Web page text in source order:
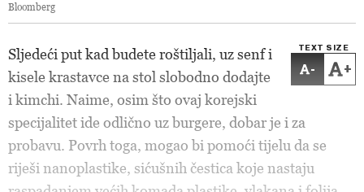
Bloomberg
TEXT SIZE
- +
Sljedeći put kad budete roštiljali, uz senf i
kisele krastavce na stol slobodno dodajte
i kimchi. Naime, osim što ovaj korejski
specijalitet ide odlično uz burgere, dobar je i za
probavu. Povrh toga, mogao bi pomoći tijelu da se
riješi nanoplastike, sićušnih čestica koje nastaju